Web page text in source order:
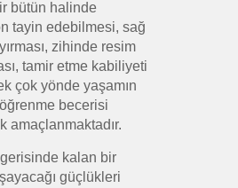
bütün halinde
tayin edebilmesi, sağ
zihinde resim
tamir etme kabiliyeti
çok yönde yaşamın
becerisi
amaçlanmaktadır.
gerisinde kalan bir
güçlükleri